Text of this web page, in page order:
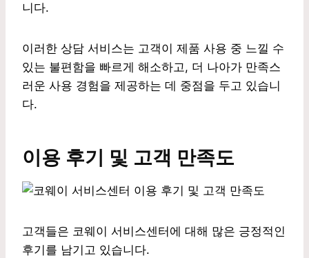
니다.
이러한 상담 서비스는 고객이 제품 사용 중 느낄 수
있는 불편함을 빠르게 해소하고, 더 나아가 만족스
러운 사용 경험을 제공하는 데 중점을 두고 있습니
다.
이용 후기 및 고객 만족도
고객들은 코웨이 서비스센터에 대해 많은 긍정적인
후기를 남기고 있습니다.